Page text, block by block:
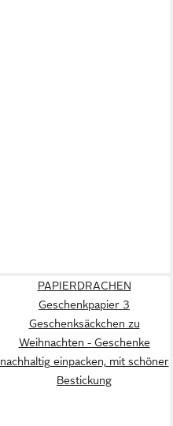
PAPIERDRACHEN
Geschenkpapier 3
Geschenksäckchen zu
Weihnachten - Geschenke
nachhaltig einpacken, mit schöner
Bestickung